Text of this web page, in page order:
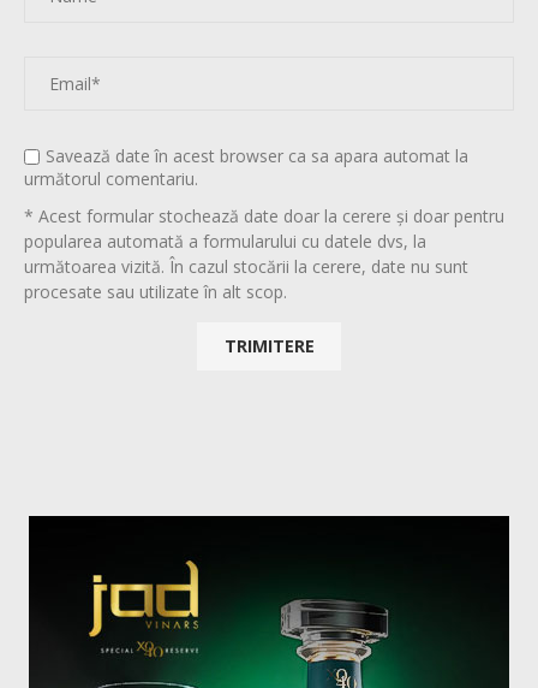
Savează date în acest browser ca sa apara automat la
următorul comentariu.
* Acest formular stochează date doar la cerere și doar pentru
popularea automată a formularului cu datele dvs, la
următoarea vizită. În cazul stocării la cerere, date nu sunt
procesate sau utilizate în alt scop.